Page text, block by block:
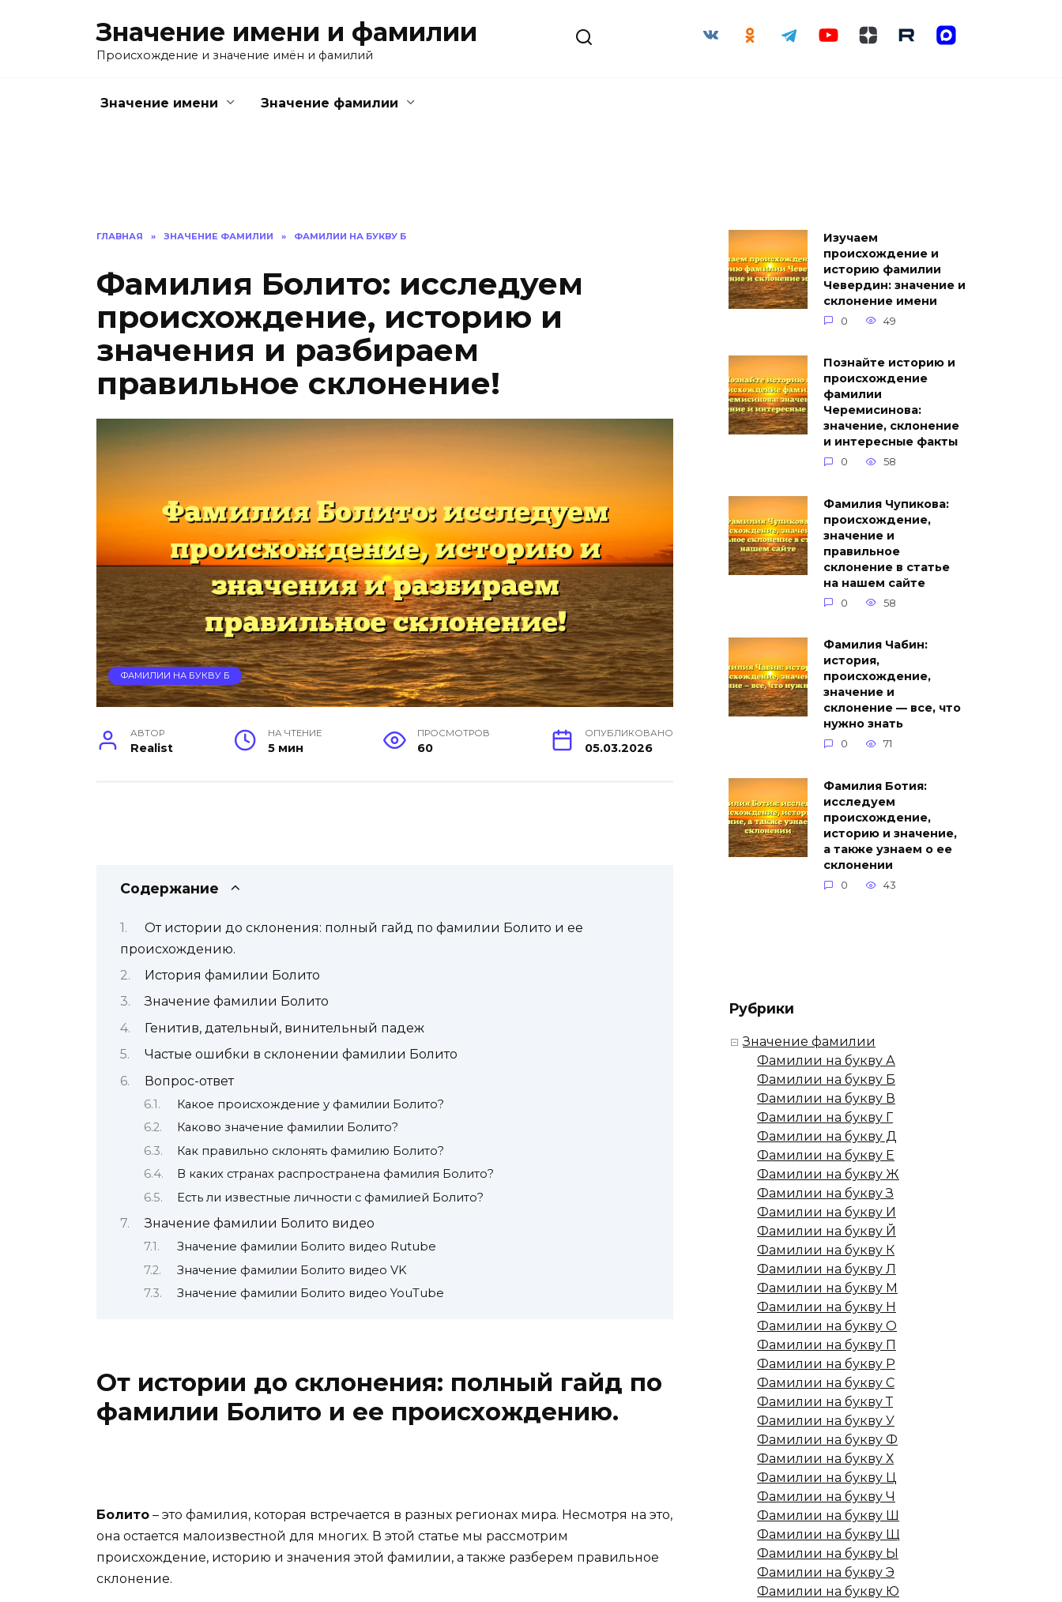
Значение имени и фамилии
Происхождение и значение имён и фамилий
Значение имени Значение фамилии
ГЛАВНАЯ » ЗНАЧЕНИЕ ФАМИЛИИ » ФАМИЛИИ НА БУКВУ Б
Фамилия Болито: исследуем
происхождение, историю и
значения и разбираем
правильное склонение!
ФАМИЛИИ НА БУКВУ Б
АВТОР
Realist
НА ЧТЕНИЕ
5 мин
ПРОСМОТРОВ
60
ОПУБЛИКОВАНО
05.03.2026
Содержание
От истории до склонения: полный гайд по фамилии Болито и ее
происхождению.
История фамилии Болито
Значение фамилии Болито
Генитив, дательный, винительный падеж
Частые ошибки в склонении фамилии Болито
Вопрос-ответ
Какое происхождение у фамилии Болито?
Каково значение фамилии Болито?
Как правильно склонять фамилию Болито?
В каких странах распространена фамилия Болито?
Есть ли известные личности с фамилией Болито?
Значение фамилии Болито видео
Значение фамилии Болито видео Rutube
Значение фамилии Болито видео VK
Значение фамилии Болито видео YouTube
От истории до склонения: полный гайд по
фамилии Болито и ее происхождению.
Болито – это фамилия, которая встречается в разных регионах мира. Несмотря на это,
она остается малоизвестной для многих. В этой статье мы рассмотрим
происхождение, историю и значения этой фамилии, а также разберем правильное
склонение.
Изучаем
происхождение и
историю фамилии
Чевердин: значение и
склонение имени
0 49
Познайте историю и
происхождение
фамилии
Черемисинова:
значение, склонение
и интересные факты
0 58
Фамилия Чупикова:
происхождение,
значение и
правильное
склонение в статье
на нашем сайте
0 58
Фамилия Чабин:
история,
происхождение,
значение и
склонение — все, что
нужно знать
0 71
Фамилия Ботия:
исследуем
происхождение,
историю и значение,
а также узнаем о ее
склонении
0 43
Рубрики
Значение фамилии
Фамилии на букву А
Фамилии на букву Б
Фамилии на букву В
Фамилии на букву Г
Фамилии на букву Д
Фамилии на букву Е
Фамилии на букву Ж
Фамилии на букву З
Фамилии на букву И
Фамилии на букву Й
Фамилии на букву К
Фамилии на букву Л
Фамилии на букву М
Фамилии на букву Н
Фамилии на букву О
Фамилии на букву П
Фамилии на букву Р
Фамилии на букву С
Фамилии на букву Т
Фамилии на букву У
Фамилии на букву Ф
Фамилии на букву Х
Фамилии на букву Ц
Фамилии на букву Ч
Фамилии на букву Ш
Фамилии на букву Щ
Фамилии на букву Ы
Фамилии на букву Э
Фамилии на букву Ю